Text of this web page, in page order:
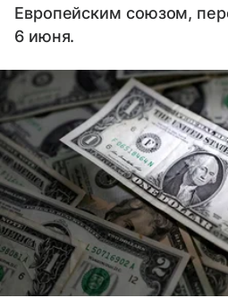
Европейским союзом,
6 июня.